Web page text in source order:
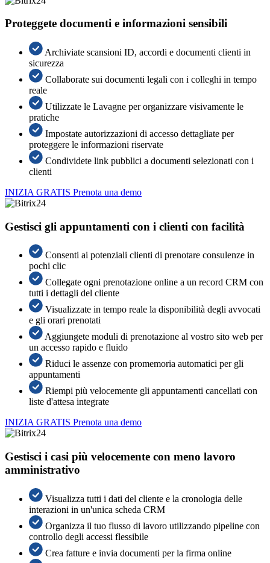
Proteggete documenti e informazioni sensibili
Archiviate scansioni ID, accordi e documenti clienti in
sicurezza
Collaborate sui documenti legali con i colleghi in tempo
reale
Utilizzate le Lavagne per organizzare visivamente le
pratiche
Impostate autorizzazioni di accesso dettagliate per
proteggere le informazioni riservate
Condividete link pubblici a documenti selezionati con i
clienti
INIZIA GRATIS Prenota una demo
Gestisci gli appuntamenti con i clienti con facilità
Consenti ai potenziali clienti di prenotare consulenze in
pochi clic
Collegate ogni prenotazione online a un record CRM con
tutti i dettagli del cliente
Visualizzate in tempo reale la disponibilità degli avvocati
e gli orari prenotati
Aggiungete moduli di prenotazione al vostro sito web per
un accesso rapido e fluido
Riduci le assenze con promemoria automatici per gli
appuntamenti
Riempi più velocemente gli appuntamenti cancellati con
liste d'attesa integrate
INIZIA GRATIS Prenota una demo
Gestisci i casi più velocemente con meno lavoro
amministrativo
Visualizza tutti i dati del cliente e la cronologia delle
interazioni in un'unica scheda CRM
Organizza il tuo flusso di lavoro utilizzando pipeline con
controllo degli accessi flessibile
Crea fatture e invia documenti per la firma online